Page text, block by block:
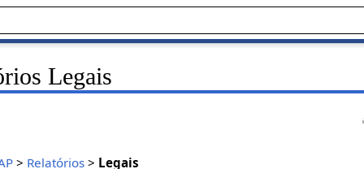
Legais
> Relatórios > Legais